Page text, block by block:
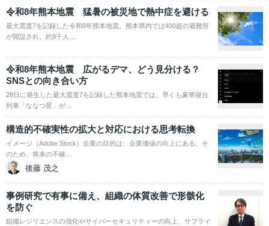
令和8年熊本地震 猛暑の被災地で熱中症を避ける
最大震度7を記録した令和8年熊本地震。熊本県内では400超の避難所
が開設され、約9千人…
令和8年熊本地震 広がるデマ、どう見分ける？
SNSとの向き合い方
28日に発生した最大震度7を記録した熊本地震では、早くも豪華寝台
列車「ななつ星」が…
構造的不確実性の拡大と対応における思考転換
イメージ（Adobe Stock）企業の目的は、企業価値の向上にある。そ
のため、将来の不確…
後藤 茂之
事例研究で有事に備え、組織の体質改善で形骸化
を防ぐ
組織レジリエンスの強化やサイバーセキュリティーの向上、サプライ